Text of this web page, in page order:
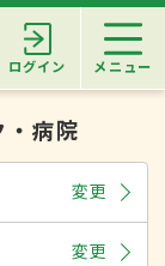
ログイン メニュー
病院
変更
変更